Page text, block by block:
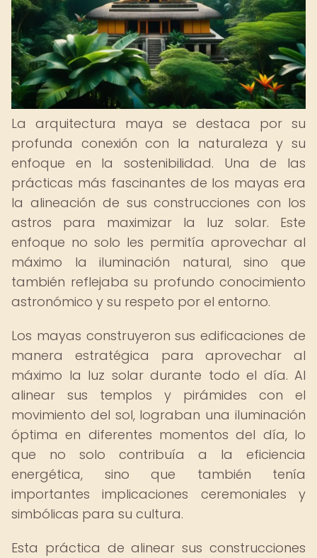
La arquitectura maya se destaca por su
profunda conexión con la naturaleza y su
enfoque en la sostenibilidad. Una de las
prácticas más fascinantes de los mayas era
la alineación de sus construcciones con los
astros para maximizar la luz solar. Este
enfoque no solo les permitía aprovechar al
máximo la iluminación natural, sino que
también reflejaba su profundo conocimiento
astronómico y su respeto por el entorno.
Los mayas construyeron sus edificaciones de
manera estratégica para aprovechar al
máximo la luz solar durante todo el día. Al
alinear sus templos y pirámides con el
movimiento del sol, lograban una iluminación
óptima en diferentes momentos del día, lo
que no solo contribuía a la eficiencia
energética, sino que también tenía
importantes implicaciones ceremoniales y
simbólicas para su cultura.
Esta práctica de alinear sus construcciones